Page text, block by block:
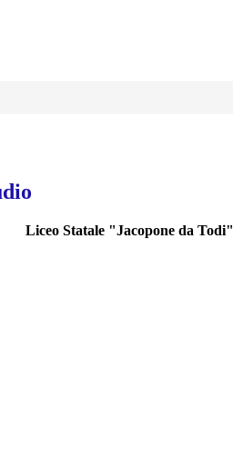
Liceo Statale "Jacopone da Todi"